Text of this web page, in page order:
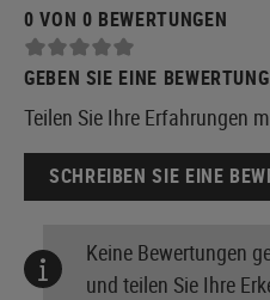
0 VON 0 BEWERTUNGEN
GEBEN SIE EINE
Teilen Sie Ihre Erfahrungen
SCHREIBEN SIE EINE
Keine Bewertungen
und teilen Sie Ihre